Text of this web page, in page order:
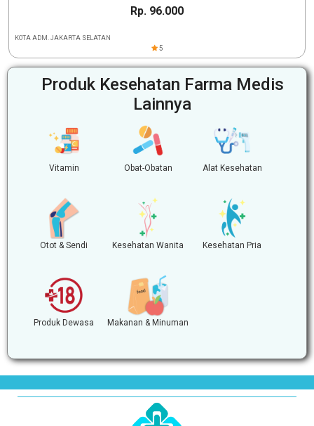
Rp. 96.000
KOTA ADM. JAKARTA SELATAN
5
Produk Kesehatan Farma Medis
Lainnya
Vitamin Obat-Obatan Alat Kesehatan
Otot & Sendi Kesehatan Wanita Kesehatan Pria
Produk Dewasa Makanan & Minuman